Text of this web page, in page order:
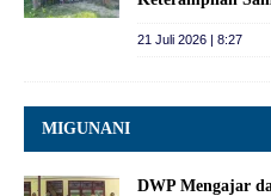
21 Juli 2026 | 8:27
MIGUNANI
DWP Mengajar